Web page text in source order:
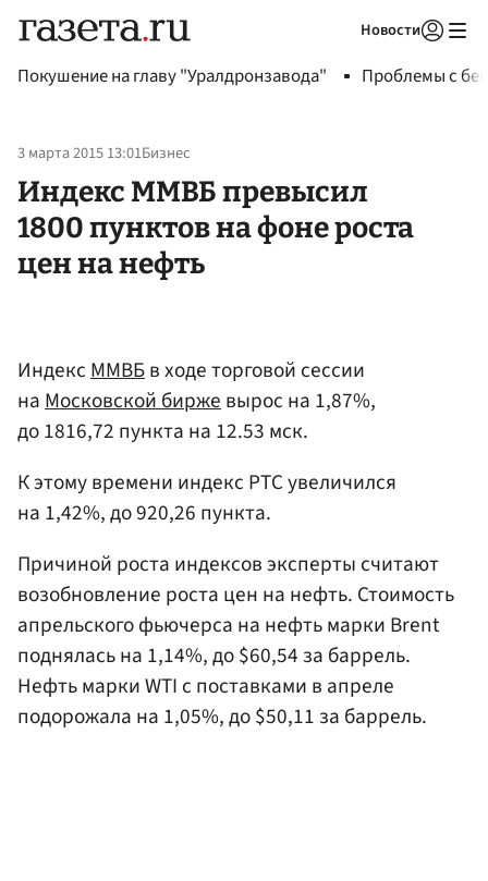
Новости
Покушение на главу "Уралдронзавода" Проблемы с
3 марта 2015 13:01Бизнес
Индекс ММВБ превысил
1800 пунктов на фоне роста
цен на нефть
ИндексММВБв ходе торговой сессии
наМосковской биржевырос на 1,87%,
до 1816,72 пункта на 12.53 мск.
К этому времени индекс РТС увеличился
на 1,42%, до 920,26 пункта.
Причиной роста индексов эксперты считают
возобновление роста цен на нефть. Стоимость
апрельского фьючерса на нефть марки Brent
поднялась на 1,14%, до $60,54 за баррель.
Нефть марки WTI с поставками в апреле
подорожала на 1,05%, до $50,11 за баррель.